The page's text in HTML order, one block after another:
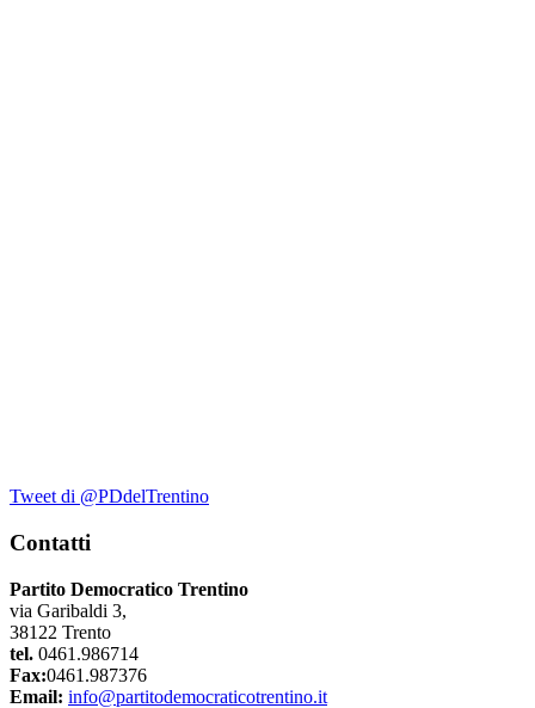
Tweet di @PDdelTrentino
Contatti
Partito Democratico Trentino
via Garibaldi 3,
38122 Trento
tel. 0461.986714
Fax:0461.987376
Email: info@partitodemocraticotrentino.it